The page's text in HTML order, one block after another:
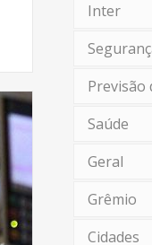
Inter
Previsão
Saúde
Geral
Grêmio
Cidades